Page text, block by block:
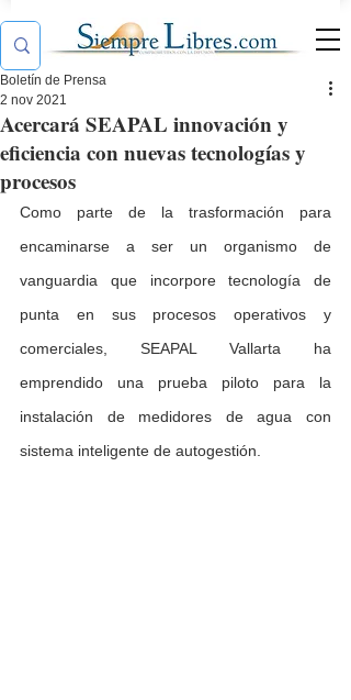
Acercará SEAPAL innovación y
eficiencia con nuevas tecnologías y
procesos
Boletín de Prensa
2 nov 2021
Como parte de la trasformación para
encaminarse a ser un organismo de
vanguardia que incorpore tecnología de
punta en sus procesos operativos y
comerciales, SEAPAL Vallarta ha
emprendido una prueba piloto para la
instalación de medidores de agua con
sistema inteligente de autogestión.